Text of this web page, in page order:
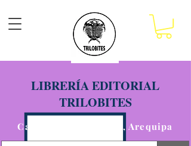
LIBRERÍA EDITORIAL
TRILOBITES
Calle San Agustín 201, Arequipa